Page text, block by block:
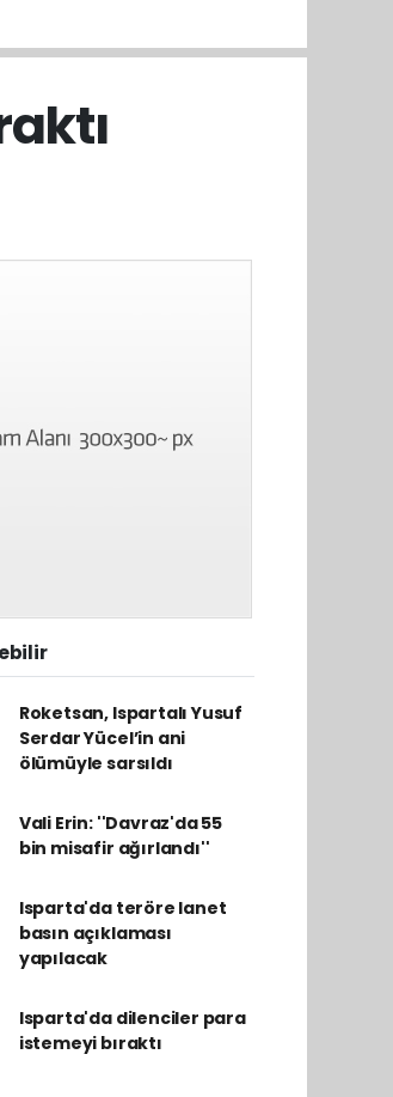
Roketsan, Ispartalı Yusuf
Serdar Yücel’in ani
ölümüyle sarsıldı
Vali Erin: ''Davraz'da 55
bin misafir ağırlandı''
Isparta'da teröre lanet
basın açıklaması
yapılacak
Isparta'da dilenciler para
istemeyi bıraktı